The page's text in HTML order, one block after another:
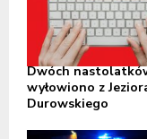
Dwóch
wyłowiono z
Durowskiego